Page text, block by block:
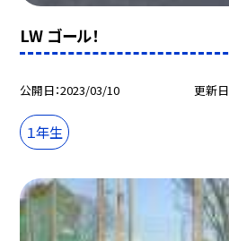
LW ゴール！
公開日 2023/03/10 更新日
１年生